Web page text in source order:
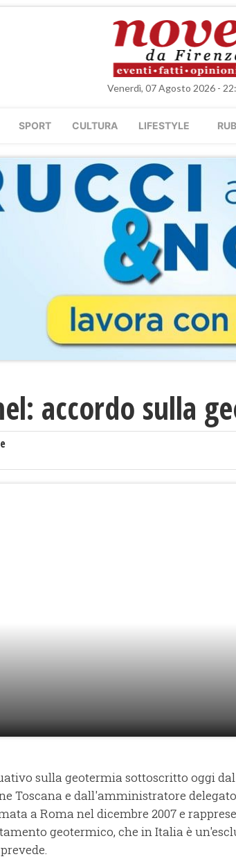
Venerdì, 07 Agosto 2026 -
SPORT CULTURA LIFESTYLE
accordo sulla
sulla geotermia sottoscritto oggi dal
Toscana e dall'amministratore
a Roma nel dicembre 2007 e
geotermico, che in Italia è